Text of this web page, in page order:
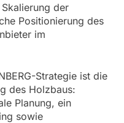
der
Positionierung des
im
Strategie ist die
des Holzbaus:
Planung, ein
sowie